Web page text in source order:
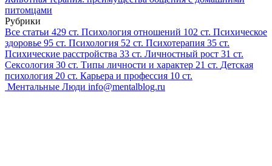
питомцами
Рубрики
Все статьи 429 ст. Психология отношений 102 ст. Психическое
здоровье 95 ст. Психология 52 ст. Психотерапия 35 ст.
Психические расстройства 33 ст. Личностный рост 31 ст.
Сексология 30 ст. Типы личности и характер 21 ст. Детская
психология 20 ст. Карьера и профессия 10 ст.
Ментальные Люди info@mentalblog.ru